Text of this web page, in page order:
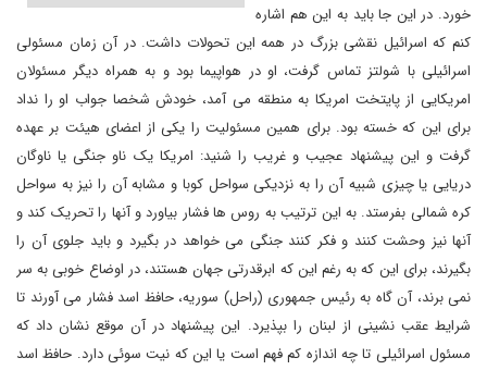
خورد. در این جا باید به این هم اشاره
کنم که اسرائیل نقشی بزرگ در همه این تحولات داشت. در آن زمان مسئولی
اسرائیلی با شولتز تماس گرفت، او در هواپیما بود و به همراه دیگر مسئولان
امریکایی از پایتخت امریکا به منطقه می آمد، خودش شخصا جواب او را نداد
برای این که خسته بود. برای همین مسئولیت را یکی از اعضای هیئت بر عهده
گرفت و این پیشنهاد عجیب و غریب را شنید: امریکا یک ناو جنگی یا ناوگان
دریایی یا چیزی شبیه آن را به نزدیکی سواحل کوبا و مشابه آن را نیز به سواحل
کره شمالی بفرستد. به این ترتیب به روس ها فشار بیاورد و آنها را تحریک کند و
آنها نیز وحشت کنند و فکر کنند جنگی می خواهد در بگیرد و باید جلوی آن را
بگیرند، برای این که به رغم این که ابرقدرتی جهان هستند، در اوضاع خوبی به سر
نمی برند، آن گاه به رئیس جمهوری (راحل) سوریه، حافظ اسد فشار می آورند تا
شرایط عقب نشینی از لبنان را بپذیرد. این پیشنهاد در آن موقع نشان داد که
مسئول اسرائیلی تا چه اندازه کم فهم است یا این که نیت سوئی دارد. حافظ اسد